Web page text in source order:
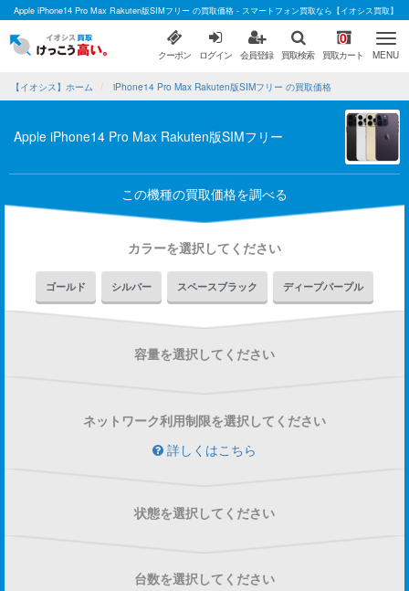
Apple iPhone14 Pro Max Rakuten版SIMフリー の買取価格 - スマートフォン買取なら【イオシス買取】
クーポン ログイン 会員登録 買取検索
0
買取カート MENU
【イオシス】ホーム iPhone14 Pro Max Rakuten版SIMフリー の買取価格
Apple iPhone14 Pro Max Rakuten版SIMフリー
この機種の買取価格を調べる
カラーを選択してください
ゴールド シルバー スペースブラック ディープパープル
容量を選択してください
ネットワーク利用制限を選択してください
詳しくはこちら
状態を選択してください
台数を選択してください